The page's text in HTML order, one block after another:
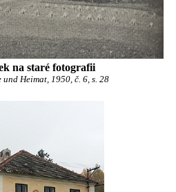
na staré fotografii
und Heimat, 1950, č. 6, s. 28